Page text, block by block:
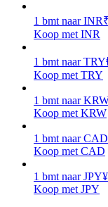
Uitzetten
Hoog
1 bmt naar INR₹
Koop met INR
1 bmt naar TRY
Koop met TRY
1 bmt naar
Koop met KRW
1 bmt naar CAD
Koop met CAD
1 bmt naar JPY¥
Koop met JPY